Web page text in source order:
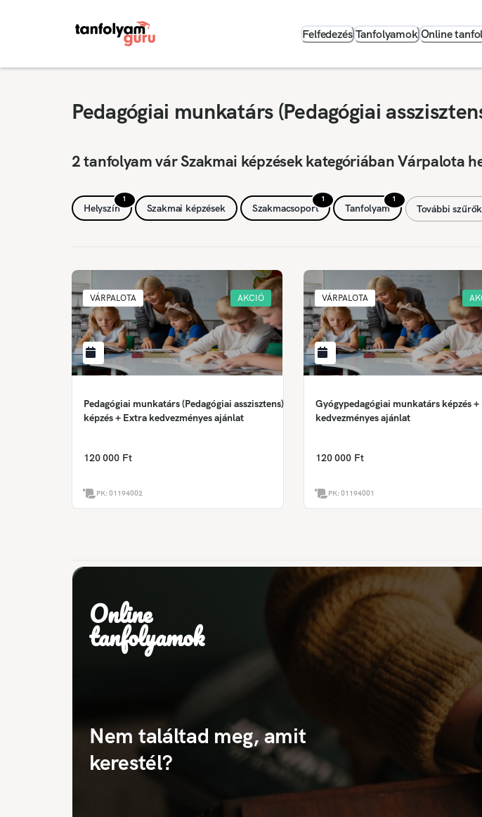
Felfedezés Tanfolyamok Online
Pedagógiai munkatárs (Pedagógiai
2 tanfolyam vár Szakmai képzések kategóriában Várpalota
1
Helyszín Szakmai képzések
1
Szakmacsoport
1
Tanfolyam További
VÁRPALOTA AKCIÓ
Pedagógiai munkatárs (Pedagógiai asszisztens)
képzés + Extra kedvezményes ajánlat
120 000 Ft
PK:01194002
VÁRPALOTA
Gyógypedagógiai munkatárs képzés
kedvezményes ajánlat
120 000 Ft
PK:01194001
Online
tanfolyamok
Nem találtad meg, amit
kerestél?